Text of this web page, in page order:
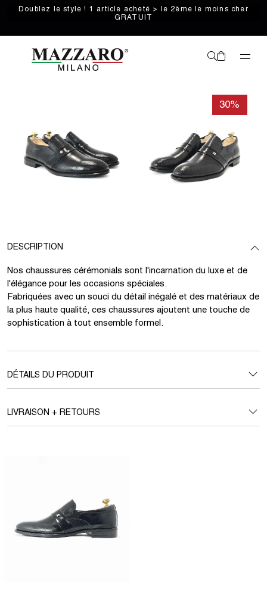
Doublez le style ! 1 article acheté > le 2ème le moins cher
GRATUIT
30%
DESCRIPTION
Nos chaussures cérémonials sont l'incarnation du luxe et de
l'élégance pour les occasions spéciales.
Fabriquées avec un souci du détail inégalé et des matériaux de
la plus haute qualité, ces chaussures ajoutent une touche de
sophistication à tout ensemble formel.
DÉTAILS DU PRODUIT
LIVRAISON + RETOURS